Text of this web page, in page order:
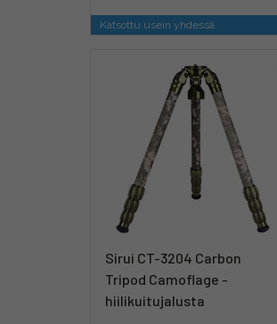
Katsottu usein yhdessä
Sirui CT-3204 Carbon
Tripod Camoflage -
hiilikuitujalusta